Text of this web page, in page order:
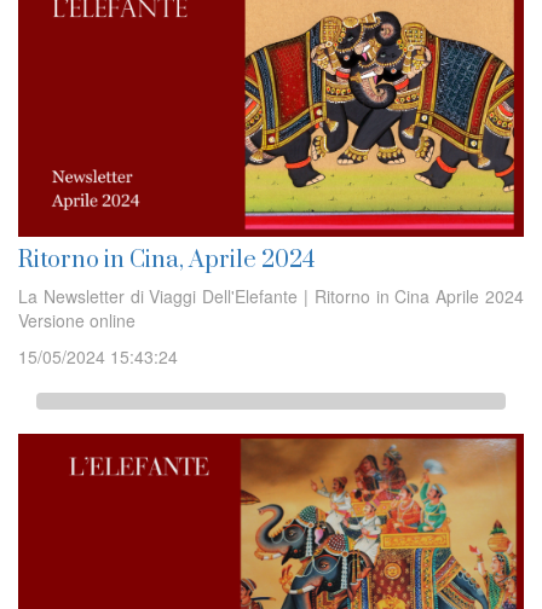
Ritorno in Cina, Aprile 2024
La Newsletter di Viaggi Dell'Elefante | Ritorno in Cina Aprile 2024
Versione online
15/05/2024 15:43:24